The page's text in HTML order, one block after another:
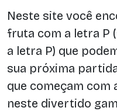
Neste site você
fruta com a letra P
a letra P) que
sua próxima
que começam
neste divertido